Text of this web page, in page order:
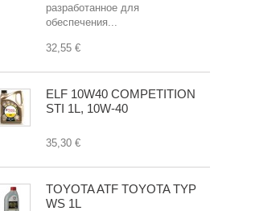
разработанное для
обеспечения...
32,55 €
ELF 10W40 COMPETITION
STI 1L, 10W-40
35,30 €
TOYOTA ATF TOYOTA TYP
WS 1L